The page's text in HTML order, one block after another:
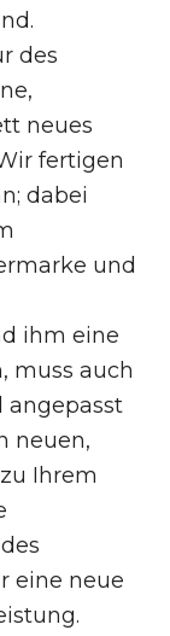
des
neues
fertigen
dabei
und
ihm eine
muss auch
angepasst
neuen,
Ihrem
eine neue